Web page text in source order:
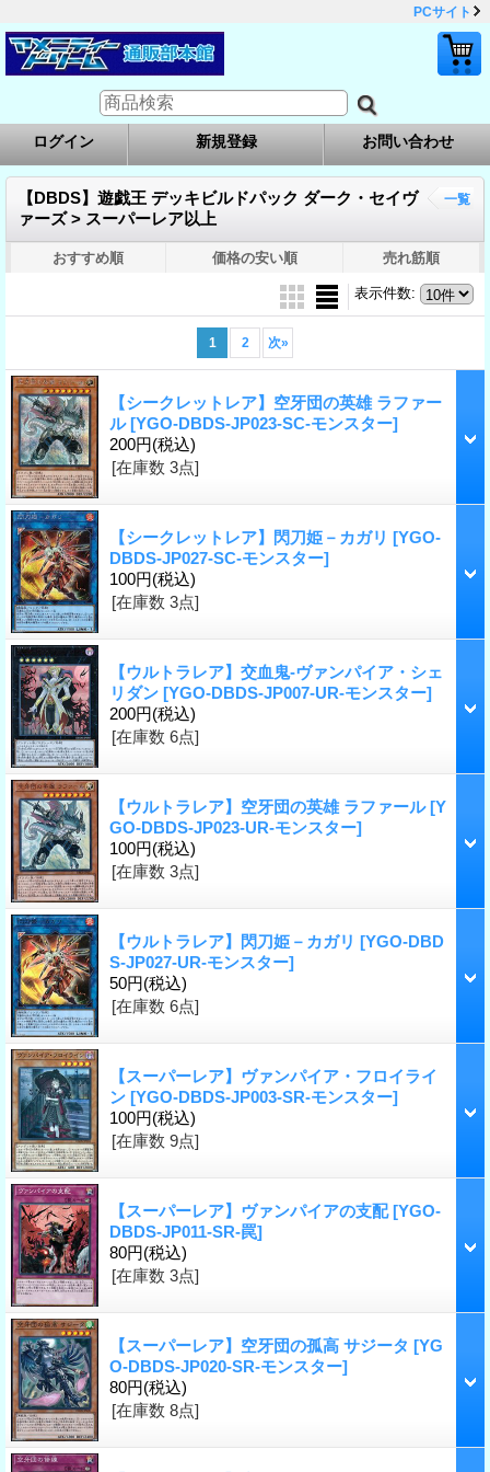
PCサイト
ログイン 新規登録 お問い合わせ
【DBDS】遊戯王 デッキビルドパック ダーク・セイヴ
ァーズ > スーパーレア以上
一覧
おすすめ順 価格の安い順 売れ筋順
表示件数:
1 2 次»
【シークレットレア】空牙団の英雄 ラファー
ル[YGO-DBDS-JP023-SC-モンスター]
200円(税込)
[在庫数 3点]
【シークレットレア】閃刀姫－カガリ [YGO-
DBDS-JP027-SC-モンスター]
100円(税込)
[在庫数 3点]
【ウルトラレア】交血鬼-ヴァンパイア・シェ
リダン [YGO-DBDS-JP007-UR-モンスター]
200円(税込)
[在庫数 6点]
【ウルトラレア】空牙団の英雄 ラファール[Y
GO-DBDS-JP023-UR-モンスター]
100円(税込)
[在庫数 3点]
【ウルトラレア】閃刀姫－カガリ [YGO-DBD
S-JP027-UR-モンスター]
50円(税込)
[在庫数 6点]
【スーパーレア】ヴァンパイア・フロイライ
ン [YGO-DBDS-JP003-SR-モンスター]
100円(税込)
[在庫数 9点]
【スーパーレア】ヴァンパイアの支配[YGO-
DBDS-JP011-SR-罠]
80円(税込)
[在庫数 3点]
【スーパーレア】空牙団の孤高 サジータ [YG
O-DBDS-JP020-SR-モンスター]
80円(税込)
[在庫数 8点]